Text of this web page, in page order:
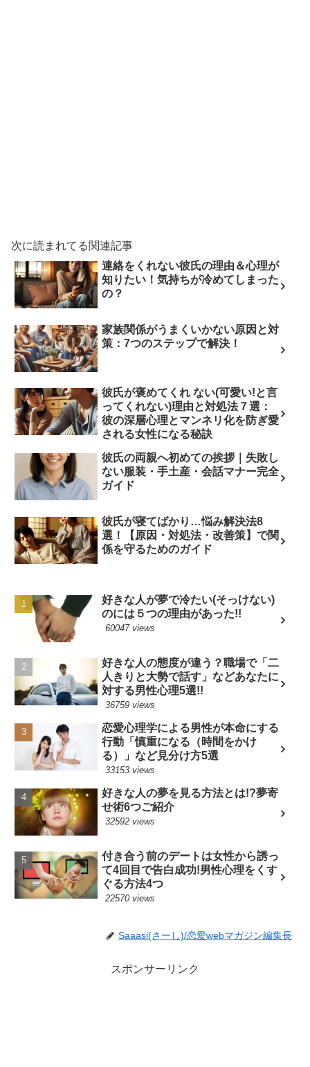
次に読まれてる関連記事
連絡をくれない彼氏の理由＆心理が
知りたい！気持ちが冷めてしまった
の？
家族関係がうまくいかない原因と対
策：7つのステップで解決！
彼氏が褒めてくれ ない(可愛い!と言
ってくれない)理由と対処法７選：
彼の深層心理とマンネリ化を防ぎ愛
される女性になる秘訣
彼氏の両親へ初めての挨拶｜失敗し
ない服装・手土産・会話マナー完全
ガイド
彼氏が寝てばかり…悩み解決法8
選！【原因・対処法・改善策】で関
係を守るためのガイド
好きな人が夢で冷たい(そっけない)
のには５つの理由があった!!
60047 views
好きな人の態度が違う？職場で「二
人きりと大勢で話す」などあなたに
対する男性心理5選!!
36759 views
恋愛心理学による男性が本命にする
行動「慎重になる（時間をかけ
る）」など見分け方5選
33153 views
好きな人の夢を見る方法とは!?夢寄
せ術6つご紹介
32592 views
付き合う前のデートは女性から誘っ
て4回目で告白成功!男性心理をくす
ぐる方法4つ
22570 views
Saaasi(さーし)/恋愛webマガジン編集長
スポンサーリンク